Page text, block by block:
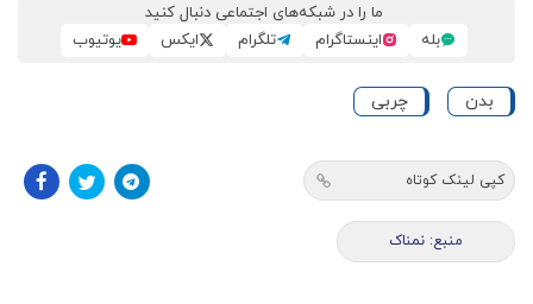
ما را در شبکه‌های اجتماعی دنبال کنید
بله
اینستاگرام تلگرام ایکس یوتیوب
بدن چربی
کپی لینک کوتاه
منبع: نمناک